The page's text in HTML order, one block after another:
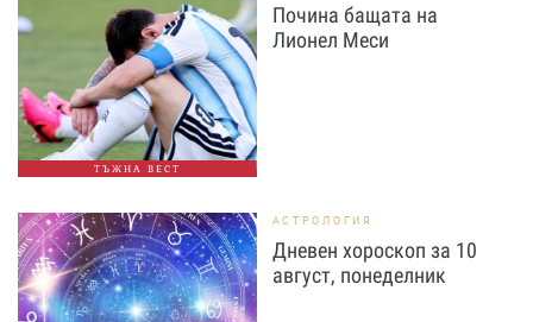
ТЪЖНА ВЕСТ
Почина бащата на
Лионел Меси
АСТРОЛОГИЯ
Дневен хороскоп за 10
август, понеделник